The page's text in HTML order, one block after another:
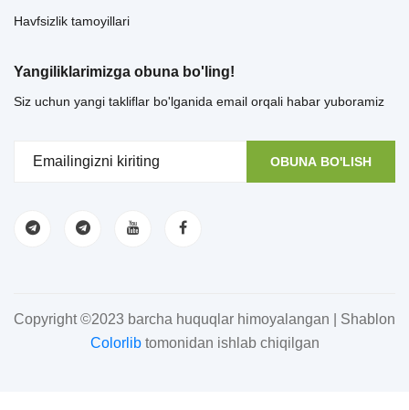
Havfsizlik tamoyillari
Yangiliklarimizga obuna bo'ling!
Siz uchun yangi takliflar bo'lganida email orqali habar yuboramiz
OBUNA BO'LISH
Copyright ©2023 barcha huquqlar himoyalangan | Shablon
Colorlibtomonidan ishlab chiqilgan